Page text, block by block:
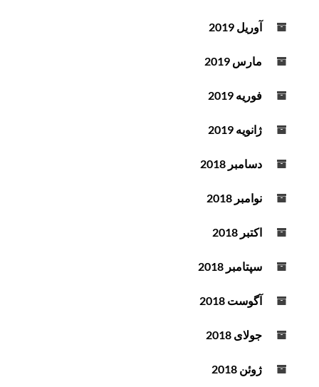
آوریل 2019
مارس 2019
فوریه 2019
ژانویه 2019
دسامبر 2018
نوامبر 2018
اکتبر 2018
سپتامبر 2018
آگوست 2018
جولای 2018
ژوئن 2018